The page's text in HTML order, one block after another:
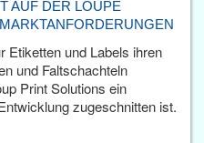
AUF DER LOUPE
Etiketten und Labels ihren
und Faltschachteln
Print Solutions ein
zugeschnitten ist.